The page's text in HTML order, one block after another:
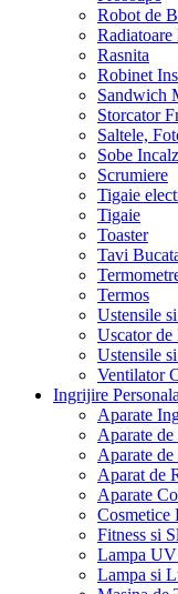
Robot de
Radiatoare
Rasnita
Robinet
Sandwich
Storcator
Saltele,
Sobe
Scrumiere
Tigaie
Tigaie
Toaster
Tavi
Termos
Ustensile
Uscator de
Ustensile
Ventilator
Ingrijire
Aparate
Aparate de
Aparate
Aparat de
Aparate
Cosmetice
Fitness si
Lampa
Lampa si